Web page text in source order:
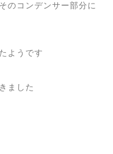
のコンデンサー部分に
ようです
ました